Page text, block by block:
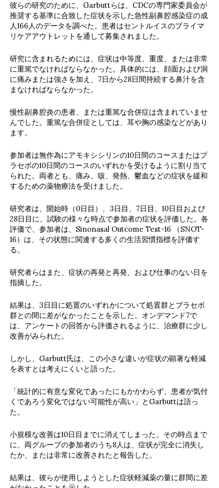
彼らの研究のために、Garbuttらは、CDCの専門家委員会が
推奨する基準に合致した症状を示した急性副鼻腔感染症の成
人166人のデータを調べた。患者はセントルイスのプライマ
リケアアウトレットを通して募集されました。
研究に含まれるためには、症状は中等度、重度、または非常
に重篤でなければならなかった。具体的には、顔面および洞
に痛みまたは強さを加え、7日から28日間持続する鼻汁を含
まなければならなかった。
慢性副鼻腔炎の患者、または重篤な合併症は含まれていませ
んでした。重篤な合併症としては、耳や胸の感染などがあり
ます。
参加者は無作為にアモキシシリンの10日間のコースまたはプ
ラセボの10日間のコースのいずれかを受けるように割り当て
られた。両者とも、痛み、咳、発熱、鬱血などの症状を緩和
するための薬物療法を受けました。
研究者は、開始時（0日目）、3日目、7日目、10日目および
28日目に、試験の様々な時点で参加者の症状を評価した。各
評価で、参加者は、Sinonasal Outcome Test-16 （SNOT-
16）は、その状態に関連する多くの生活習慣指標を評価す
る。
研究者らはまた、症状の再発と再発、および仕事のない日を
指摘した。
結果は、3日目に処置のいずれかについて処置群とプラセボ
群との間に差がなかったことを示した。オンデマンド7で
は、アンケートの回答から評価されるように、治療群に少し
改善がみられた。
しかし、Garbutt氏は、この小さな違いが症状の顕著な軽減
を表すとは考えにくいと語った。
「統計的に有意な変化であったにもかかわらず、患者が気付
くであろう変化ではない可能性が高い」とGarbuttは語っ
た。
小規模な改善は10日目までに消えてしまった。その時点まで
に、両グループの参加者のうち8人は、症状が完全に消失し
たか、または非常に改善されたと報告した。
結果は、彼らが使用しようとした症状軽減薬の量に群間に差